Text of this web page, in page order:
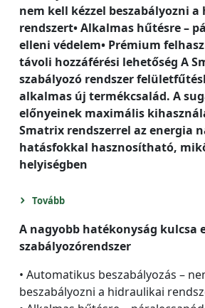
nem kell kézzel beszabályozni
rendszert• Alkalmas hűtésre –
elleni védelem• Prémium
távoli hozzáférési lehetőség A
szabályozó rendszer
alkalmas új termékcsalád. A
előnyeinek maximális
Smatrix rendszerrel az energia
hatásfokkal hasznosítható,
helyiségben
Tovább
A nagyobb hatékonyság kulcsa
szabályozórendszer
• Automatikus beszabályozás –
beszabályozni a hidraulikai